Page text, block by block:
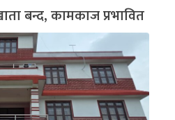
बन्द, कामकाज प्रभावित